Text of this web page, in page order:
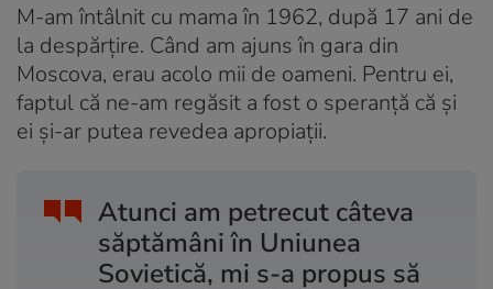
M-am întâlnit cu mama în 1962, după 17 ani de
la despărțire. Când am ajuns în gara din
Moscova, erau acolo mii de oameni. Pentru ei,
faptul că ne-am regăsit a fost o speranță că și
ei și-ar putea revedea apropiații.
Atunci am petrecut câteva
săptămâni în Uniunea
Sovietică, mi s-a propus să